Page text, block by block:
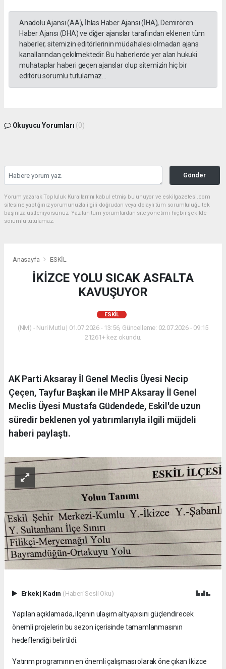
Anadolu Ajansı (AA), İhlas Haber Ajansı (İHA), Demirören
Haber Ajansı (DHA) ve diğer ajanslar tarafından eklenen tüm
haberler, sitemizin editörlerinin müdahalesi olmadan ajans
kanallarından çekilmektedir. Bu haberlerde yer alan hukuki
muhataplar haberi geçen ajanslar olup sitemizin hiç bir
editörü sorumlu tutulamaz...
Okuyucu Yorumları (0)
Gönder
Yorum yazarak Topluluk Kuralları’nı kabul etmiş bulunuyor ve eskilgazetesi.com
sitesine yaptığınız yorumunuzla ilgili doğrudan veya dolaylı tüm sorumluluğu tek
başınıza üstleniyorsunuz. Yazılan tüm yorumlardan site yönetimi hiçbir şekilde
sorumlu tutulamaz.
Anasayfa ESKİL
İKİZCE YOLU SICAK ASFALTA
KAVUŞUYOR
ESKİL
(NM) - Nuri Mutlu | 01.07.2026 - 13:56, Güncelleme: 02.07.2026 - 09:15
21261+ kez okundu.
AK Parti Aksaray İl Genel Meclis Üyesi Necip
Çeçen, Tayfur Başkan ile MHP Aksaray İl Genel
Meclis Üyesi Mustafa Güdendede, Eskil'de uzun
süredir beklenen yol yatırımlarıyla ilgili müjdeli
haberi paylaştı.
Erkek| Kadın (Haberi Sesli Oku)
Yapılan açıklamada, ilçenin ulaşım altyapısını güçlendirecek
önemli projelerin bu sezon içerisinde tamamlanmasının
hedeflendiği belirtildi.
Yatırım programının en önemli çalışması olarak öne çıkan İkizce